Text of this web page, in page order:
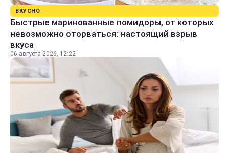
ВКУСНО
Быстрые маринованные помидоры, от которых
невозможно оторваться: настоящий взрыв
вкуса
06 августа 2026, 12:22